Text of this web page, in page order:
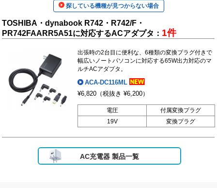
探している機種が見つからない場合
TOSHIBA・dynabook R742・R742/F・
PR742FAARR5A51に対応するACアダプタ： 1件
出張時の2台目に便利な、6種類の変換プラグ付きで
幅広いノートパソコンに対応する65W出力対応のマ
ルチACアダプタ。
ACA-DC116ML
¥6,820 （税抜き ¥6,200）
電圧
付属変換プラグ
19V
変換プラグ
AC充電器 製品一覧